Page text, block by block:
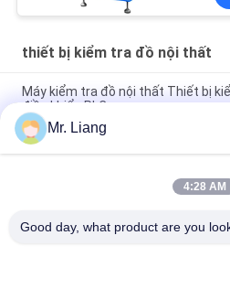
thiết bị kiểm tra đồ nội thất
Máy kiểm tra đồ nội thất Thiết bị
điều khiển PLC
Foam Compression Recover Time
nội thất với điều khiển PLC
Foam Roller Shear Tester Máy
Mr. Liang
4:28 AM
Good day, what product are you